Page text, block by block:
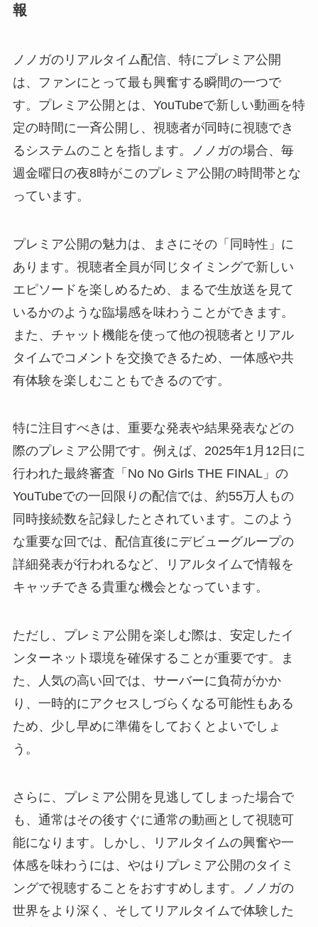
報
ノノガのリアルタイム配信、特にプレミア公開
は、ファンにとって最も興奮する瞬間の一つで
す。プレミア公開とは、YouTubeで新しい動画を特
定の時間に一斉公開し、視聴者が同時に視聴でき
るシステムのことを指します。ノノガの場合、毎
週金曜日の夜8時がこのプレミア公開の時間帯とな
っています。
プレミア公開の魅力は、まさにその「同時性」に
あります。視聴者全員が同じタイミングで新しい
エピソードを楽しめるため、まるで生放送を見て
いるかのような臨場感を味わうことができます。
また、チャット機能を使って他の視聴者とリアル
タイムでコメントを交換できるため、一体感や共
有体験を楽しむこともできるのです。
特に注目すべきは、重要な発表や結果発表などの
際のプレミア公開です。例えば、2025年1月12日に
行われた最終審査「No No Girls THE FINAL」の
YouTubeでの一回限りの配信では、約55万人もの
同時接続数を記録したとされています。このよう
な重要な回では、配信直後にデビューグループの
詳細発表が行われるなど、リアルタイムで情報を
キャッチできる貴重な機会となっています。
ただし、プレミア公開を楽しむ際は、安定したイ
ンターネット環境を確保することが重要です。ま
た、人気の高い回では、サーバーに負荷がかか
り、一時的にアクセスしづらくなる可能性もある
ため、少し早めに準備をしておくとよいでしょ
う。
さらに、プレミア公開を見逃してしまった場合で
も、通常はその後すぐに通常の動画として視聴可
能になります。しかし、リアルタイムの興奮や一
体感を味わうには、やはりプレミア公開のタイミ
ングで視聴することをおすすめします。ノノガの
世界をより深く、そしてリアルタイムで体験した